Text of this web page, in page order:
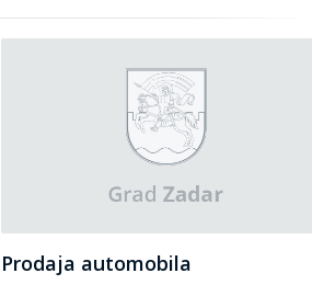
Prodaja automobila